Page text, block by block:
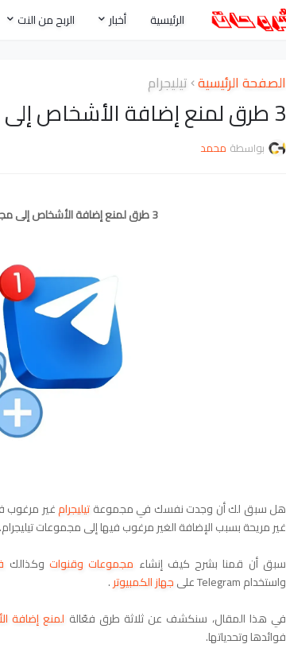
الرئيسية أخبار الربح من النت
الصفحة الرئيسية تيليجرام
3 طرق لمنع إضافة الأشخاص إلى مجموعات تيليجرام
بواسطة محمد
3 طرق لمنع إضافة الأشخاص إلى مجموعات تيليجرام
هل سبق لك أن وجدت نفسك في مجموعةتيليجرامغير مرغوب
غير مريحة بسبب الإضافة الغير مرغوب فيها إلى مجموعات تيليجرام.
سبق أن قمنا بشرح كيفإنشاء مجموعات وقنواتوكذالك
واستخدام Telegram على جهاز الكمبيوتر.
في هذا المقال، سنكشف عن ثلاثة طرق فعّالة لمنع إضافة
فوائدها وتحدياتها.